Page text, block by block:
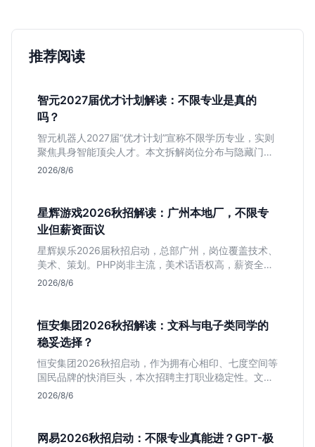
推荐阅读
智元2027届优才计划解读：不限专业是真的
吗？
智元机器人2027届“优才计划”宣称不限学历专业，实则
聚焦具身智能顶尖人才。本文拆解岗位分布与隐藏门
槛，分析算法、仿真等核心方向，帮你判断是否值得投
2026/8/6
星辉游戏2026秋招解读：广州本地厂，不限专
业但薪资面议
星辉娱乐2026届秋招启动，总部广州，岗位覆盖技术、
美术、策划。PHP岗非主流，美术话语权高，薪资全面
面议。适合想接触项目全流程的应届生，追求大厂光环
2026/8/6
恒安集团2026秋招解读：文科与电子类同学的
稳妥选择？
恒安集团2026秋招启动，作为拥有心相印、七度空间等
国民品牌的快消巨头，本次招聘主打职业稳定性。文章
深度解析管培生项目，明确文商科主攻品牌营销、理工
2026/8/6
网易2026秋招启动：不限专业真能进？GPT-极